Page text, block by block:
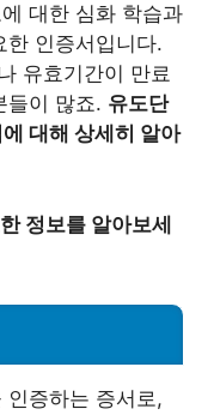
대한 심화 학습과
한 인증서입니다.
유효기간이 만료
들이 많죠. 유도단
대해 상세히 알아
정보를 알아보세
인증하는 증서로,